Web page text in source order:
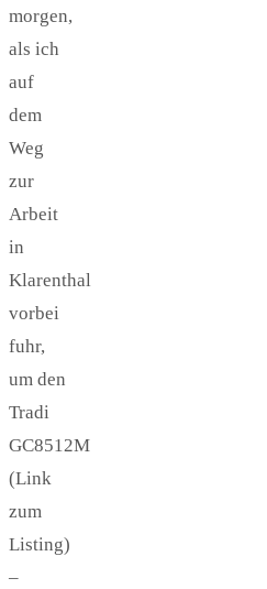
morgen,
als ich
auf
dem
Weg
zur
Arbeit
in
Klarenthal
vorbei
fuhr,
um den
Tradi
GC8512M
(Link
zum
Listing)
–